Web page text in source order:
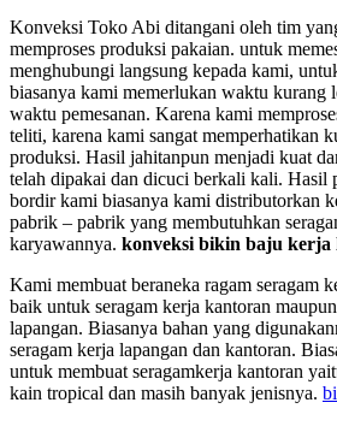
Konveksi Toko Abi ditangani oleh tim
memproses produksi pakaian. untuk
menghubungi langsung kepada kami,
biasanya kami memerlukan waktu kurang
waktu pemesanan. Karena kami
teliti, karena kami sangat memperhatikan
produksi. Hasil jahitanpun menjadi kuat
telah dipakai dan dicuci berkali kali. Hasil
bordir kami biasanya kami distributorkan
pabrik – pabrik yang membutuhkan
karyawannya. konveksi bikin baju kerja
Kami membuat beraneka ragam seragam
baik untuk seragam kerja kantoran
lapangan. Biasanya bahan yang
seragam kerja lapangan dan kantoran.
untuk membuat seragamkerja kantoran
kain tropical dan masih banyak jenisnya.